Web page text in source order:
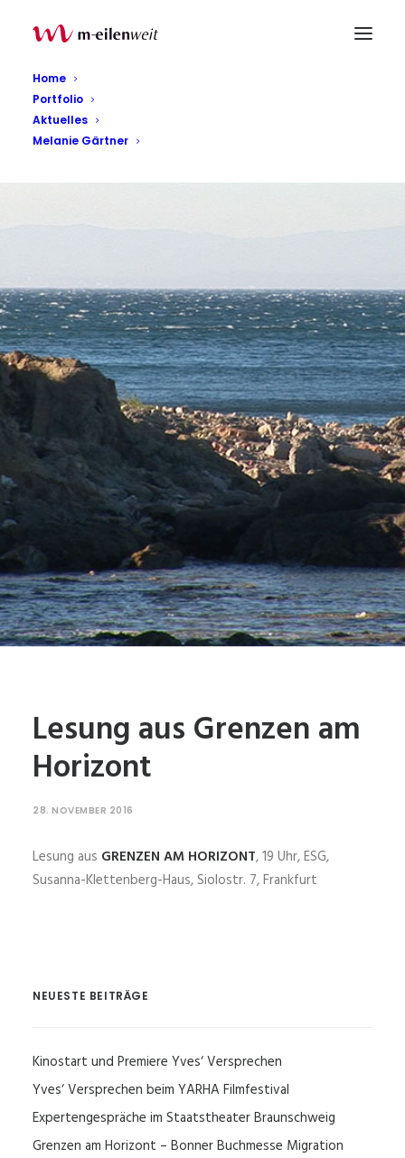
Home
Portfolio
Aktuelles
Melanie Gärtner
Lesung aus Grenzen am
Horizont
28. NOVEMBER 2016
Lesung aus GRENZEN AM HORIZONT, 19 Uhr, ESG,
Susanna-Klettenberg-Haus, Siolostr. 7, Frankfurt
NEUESTE BEITRÄGE
Kinostart und Premiere Yves‘ Versprechen
Yves‘ Versprechen beim YARHA Filmfestival
Expertengespräche im Staatstheater Braunschweig
Grenzen am Horizont – Bonner Buchmesse Migration